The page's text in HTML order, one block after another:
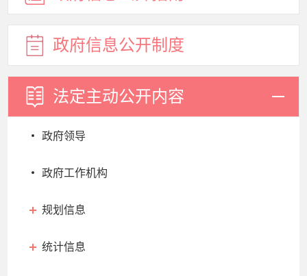
政府信息公开制度
法定主动公开内容
政府领导
政府工作机构
规划信息
统计信息